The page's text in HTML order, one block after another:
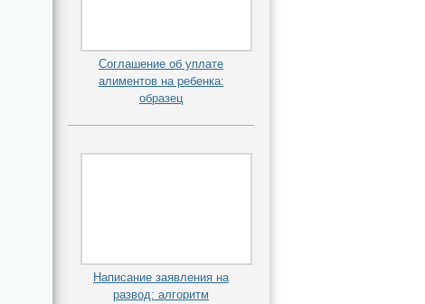
Соглашение об уплате
алиментов на ребенка:
образец
Написание заявления на
развод: алгоритм